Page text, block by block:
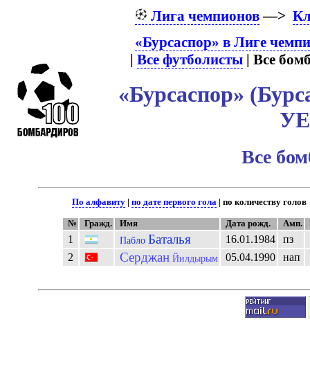
Лига чемпионов—>
«Бурсаспор» в Лиге
|Все футболисты | Все
«Бурсаспор»
Все
По алфавиту |по дате первого гола | по количеству голов
№ Гражд. Имя Дата рожд. Амп.
1 Пабло Баталья 16.01.1984
пз
2
Серджан Йилдырым 05.04.1990 нап